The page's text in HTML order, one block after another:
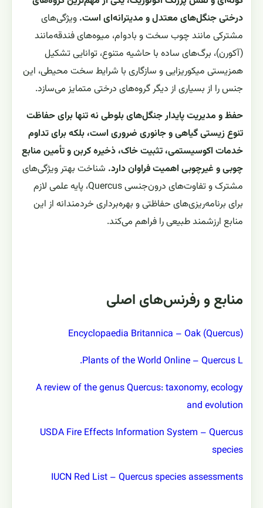
درختی جنگل‌های معتدل و مدیترانه‌ای است. ویژگی‌های
مشترکی مانند چوب سخت و بادوام، میوه‌های فندقه‌مانند
(آکورن)، برگ‌های ساده با حاشیه متنوع، توانایی تشکیل
همزیستی میکوریزایی و سازگاری با شرایط سخت محیطی، این
جنس را از بسیاری از دیگر گروه‌های درختی متمایز می‌سازد.
حفظ و مدیریت پایدار جنگل‌های بلوطی نه تنها برای حفاظت
تنوع زیستی گیاهی و جانوری ضروری است، بلکه برای تداوم
خدمات اکوسیستمی، تثبیت خاک، ذخیره کربن و تأمین منابع
چوبی و غیرچوبی اهمیت فراوان دارد. شناخت بهتر ویژگی‌های
مشترک و تفاوت‌های درون‌جنسی Quercus، پایه علمی لازم
برای برنامه‌ریزی‌های حفاظتی و بهره‌برداری خردمندانه از این
منابع ارزشمند طبیعی را فراهم می‌کند.
منابع و رفرنس‌های اصلی
Encyclopaedia Britannica – Oak (Quercus)
Plants of the World Online – Quercus L.
A review of the genus Quercus: taxonomy, ecology
and evolution
USDA Fire Effects Information System – Quercus
species
IUCN Red List – Quercus species assessments